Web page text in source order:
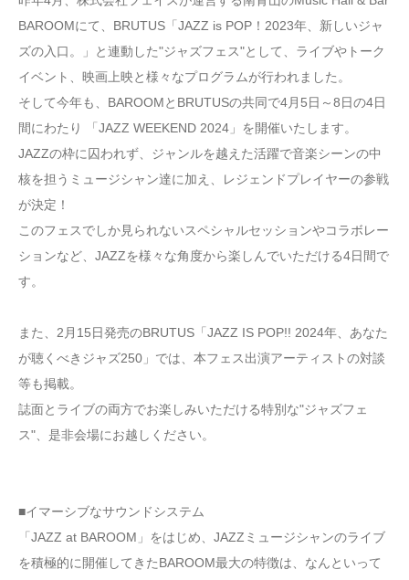
BAROOMにて、BRUTUS「JAZZ is POP！2023年、新しいジャ
ズの入口。」と連動した"ジャズフェス"として、ライブやトーク
イベント、映画上映と様々なプログラムが行われました。
そして今年も、BAROOMとBRUTUSの共同で4月5日～8日の4日
間にわたり 「JAZZ WEEKEND 2024」を開催いたします。
JAZZの枠に囚われず、ジャンルを越えた活躍で音楽シーンの中
核を担うミュージシャン達に加え、レジェンドプレイヤーの参戦
が決定！
このフェスでしか見られないスペシャルセッションやコラボレー
ションなど、JAZZを様々な角度から楽しんでいただける4日間で
す。
また、2月15日発売のBRUTUS「JAZZ IS POP!! 2024年、あなた
が聴くべきジャズ250」では、本フェス出演アーティストの対談
等も掲載。
誌面とライブの両方でお楽しみいただける特別な"ジャズフェ
ス"、是非会場にお越しください。
■イマーシブなサウンドシステム
「JAZZ at BAROOM」をはじめ、JAZZミュージシャンのライブ
を積極的に開催してきたBAROOM最大の特徴は、なんといって